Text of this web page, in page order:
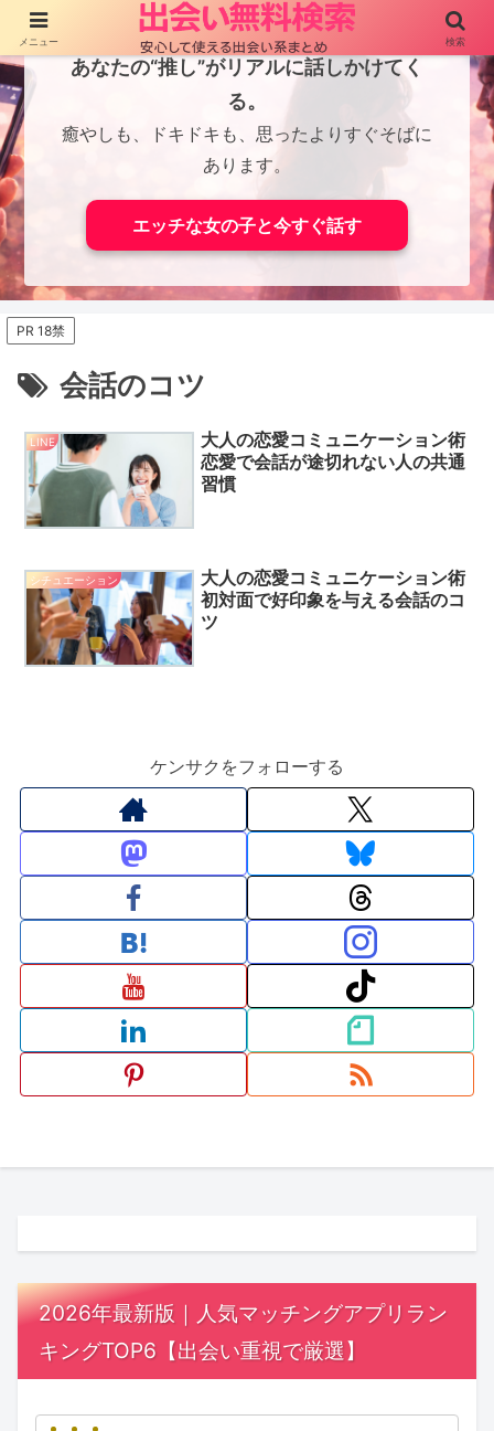
あなたの“推し”がリアルに話しかけてく
る。
癒やしも、ドキドキも、思ったよりすぐそばに
あります。
エッチな女の子と今すぐ話す
PR 18禁
会話のコツ
LINE
大人の恋愛コミュニケーション術
恋愛で会話が途切れない人の共通
習慣
シチュエーション
大人の恋愛コミュニケーション術
初対面で好印象を与える会話のコ
ツ
ケンサクをフォローする
2026年最新版｜人気マッチングアプリラン
キングTOP6【出会い重視で厳選】
メニュー 検索